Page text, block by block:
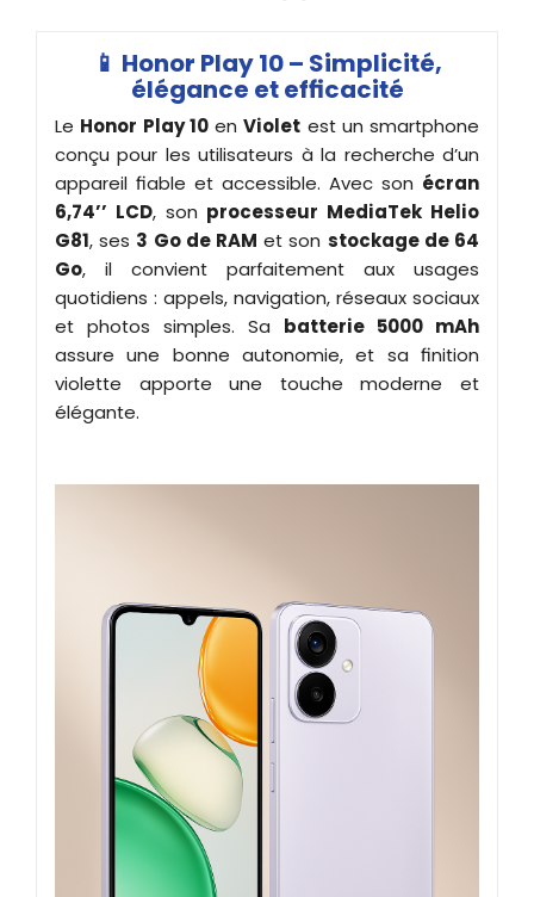
📱 Honor Play 10 – Simplicité,
élégance et efficacité
Le Honor Play 10enViolet est un smartphone
conçu pour les utilisateurs à la recherche d’un
appareil fiable et accessible. Avec son écran
6,74’’ LCD, son processeur MediaTek Helio
G81, ses 3 Go de RAM et son stockage de 64
Go, il convient parfaitement aux usages
quotidiens : appels, navigation, réseaux sociaux
et photos simples. Sa batterie 5000 mAh
assure une bonne autonomie, et sa finition
violette apporte une touche moderne et
élégante.